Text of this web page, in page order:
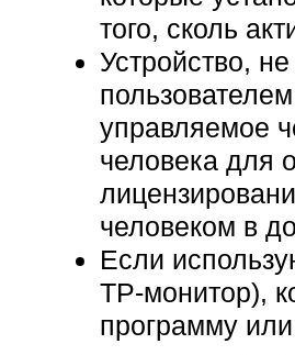
того, cколь
Устройство,
управляемое
человека для
человеком в
Если
TP-монитор),
программу